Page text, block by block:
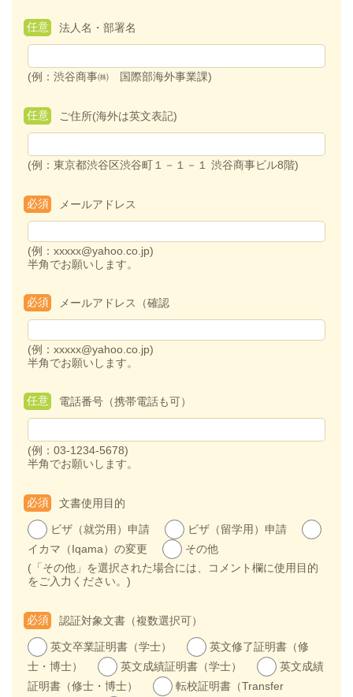
法人名・部署名
任意
(例：渋谷商事㈱ 国際部海外事業課)
ご住所(海外は英文表記)
任意
(例：東京都渋谷区渋谷町１－１－１ 渋谷商事ビル8階)
メールアドレス
必須
(例：xxxxx@yahoo.co.jp)
半角でお願いします。
メールアドレス（確認
必須
(例：xxxxx@yahoo.co.jp)
半角でお願いします。
電話番号（携帯電話も可）
任意
(例：03-1234-5678)
半角でお願いします。
文書使用目的
必須
ビザ（就労用）申請
ビザ（留学用）申請
イカマ（Iqama）の変更
その他
(「その他」を選択された場合には、コメント欄に使用目的
をご入力ください。)
認証対象文書（複数選択可）
必須
英文卒業証明書（学士）
英文修了証明書（修
士・博士）
英文成績証明書（学士）
英文成績
証明書（修士・博士）
転校証明書（Transfer